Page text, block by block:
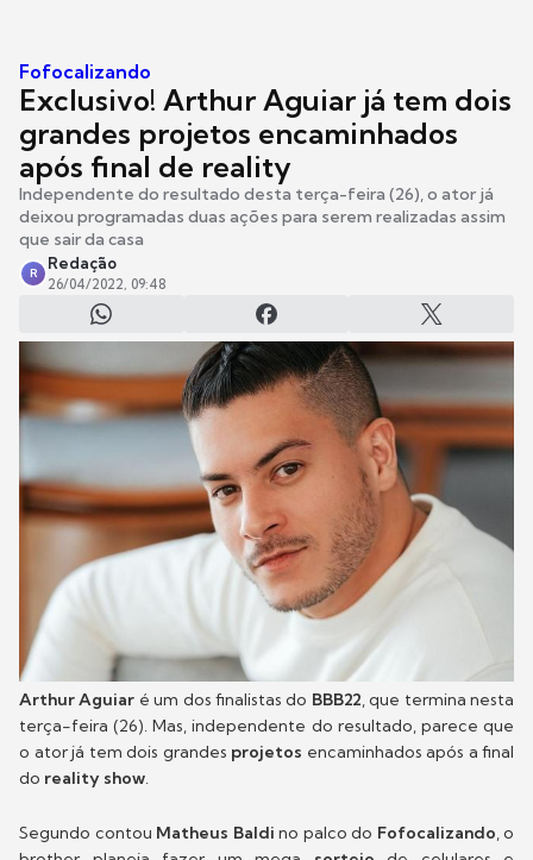
Fofocalizando
Exclusivo! Arthur Aguiar já tem dois
grandes projetos encaminhados
após final de reality
Independente do resultado desta terça-feira (26), o ator já
deixou programadas duas ações para serem realizadas assim
que sair da casa
R
Redação
26/04/2022, 09:48
Arthur Aguiar é um dos finalistas do BBB22, que termina nesta
terça-feira (26). Mas, independente do resultado, parece que
o ator já tem dois grandes projetos encaminhados após a final
do reality show.
Segundo contou Matheus Baldi no palco do Fofocalizando, o